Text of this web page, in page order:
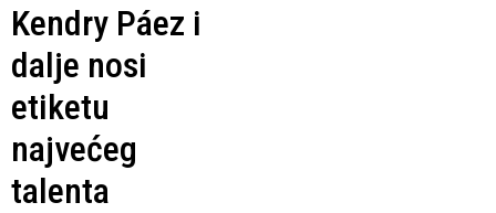
Kendry Páez i
dalje nosi
etiketu
najvećeg
talenta